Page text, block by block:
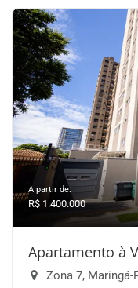
A partir de:
R$ 1.400.000
Apartamento à
Zona 7, Maringá-